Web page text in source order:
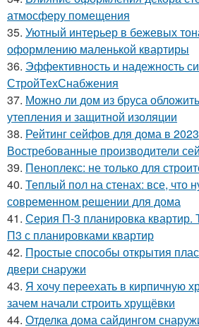
атмосферу помещения
35. Уютный интерьер в бежевых
оформлению маленькой квартиры
36. Эффективность и надежность
СтройТехСнабжения
37. Можно ли дом из бруса
утепления и защитной изоляции
38. Рейтинг сейфов для дома в 2023
Востребованные производители
39. Пеноплекс: не только для
40. Теплый пол на стенах: все, что
современном решении для дома
41. Серия П-3 планировка квартир.
П3 с планировками квартир
42. Простые способы открытия
двери снаружи
43. Я хочу переехать в кирпичную
зачем начали строить хрущёвки
44. Отделка дома сайдингом